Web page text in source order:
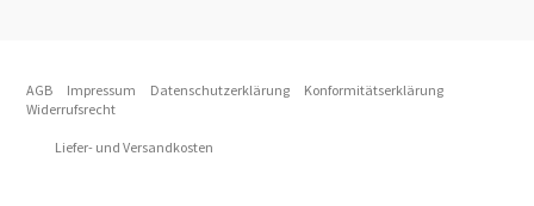
AGB Impressum Datenschutzerklärung
Konformitätserklärung
Widerrufsrecht
Liefer- und Versandkosten